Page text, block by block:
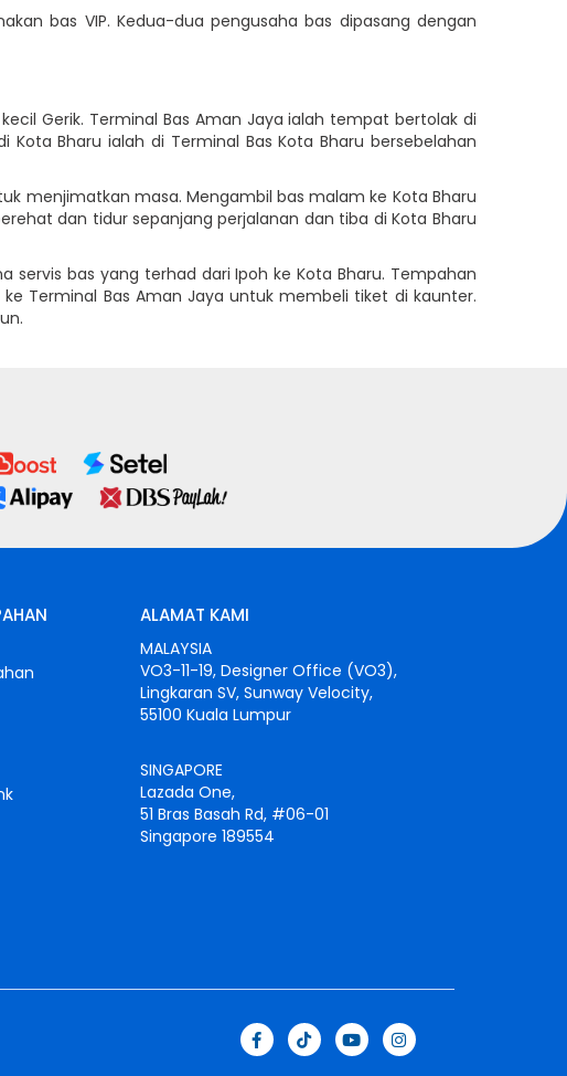
bas VIP. Kedua-dua pengusaha bas dipasang dengan
Gerik. Terminal Bas Aman Jaya ialah tempat bertolak di
Bharu ialah di Terminal Bas Kota Bharu bersebelahan
menjimatkan masa. Mengambil bas malam ke Kota Bharu
dan tidur sepanjang perjalanan dan tiba di Kota Bharu
bas yang terhad dari Ipoh ke Kota Bharu. Tempahan
Terminal Bas Aman Jaya untuk membeli tiket di kaunter.
ALAMAT KAMI
MALAYSIA
VO3-11-19, Designer Office (VO3),
Lingkaran SV, Sunway Velocity,
55100 Kuala Lumpur
SINGAPORE
Lazada One,
51 Bras Basah Rd, #06-01
Singapore 189554